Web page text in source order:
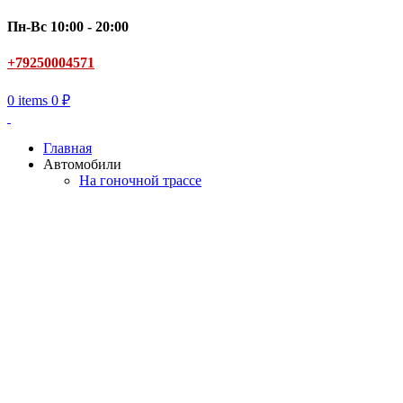
Пн-Вс 10:00 - 20:00
+79250004571
0 items 0 ₽
Главная
Автомобили
На гоночной трассе